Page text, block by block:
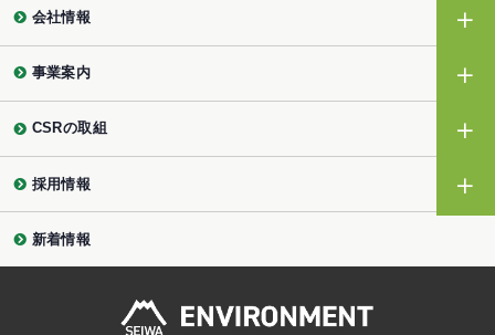
会社情報
事業案内
CSRの取組
採用情報
新着情報